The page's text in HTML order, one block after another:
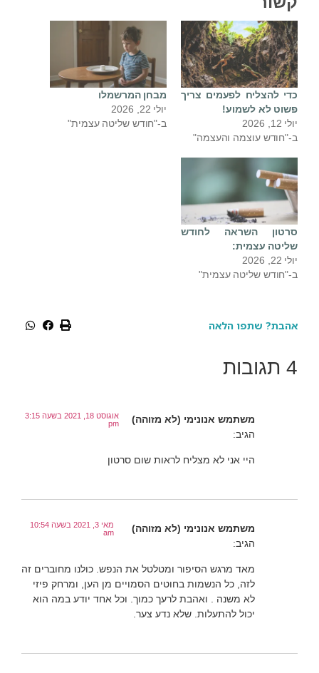
כדי להצליח לפעמים צריך
פשוט לא לשמוע!
יולי 12, 2026
ב-"חודש עוצמה והעצמה"
מבחן המרשמלו
יולי 22, 2026
ב-"חודש שליטה עצמית"
סרטון השראה לחודש
שליטה עצמית:
יולי 22, 2026
ב-"חודש שליטה עצמית"
אהבת? שתפו הלאה
4 תגובות
משתמש אנונימי (לא מזוהה)
הגיב:
אוגוסט 18, 2021 בשעה 3:15
pm
היי אני לא מצליח לראות שום סרטון
משתמש אנונימי (לא מזוהה)
הגיב:
מאי 3, 2021 בשעה 10:54
am
מאד מרגש הסיפור ומטלטל את הנפש. כולנו מחוברים זה
לזה, כל הנשמות בחוטים הסמויים מן הען, ומרחק פיזי
לא משנה . ואהבת לרעך כמוך. וכל אחד יודע במה הוא
יכול להתעלות. שלא נדע צער.